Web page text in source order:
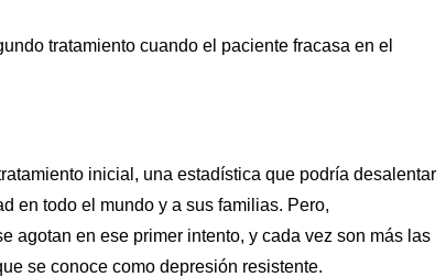
tratamiento cuando el paciente fracasa en el
inicial, una estadística que podría desalentar
en todo el mundo y a sus familias. Pero,
agotan en ese primer intento, y cada vez son más las
se conoce como depresión resistente.